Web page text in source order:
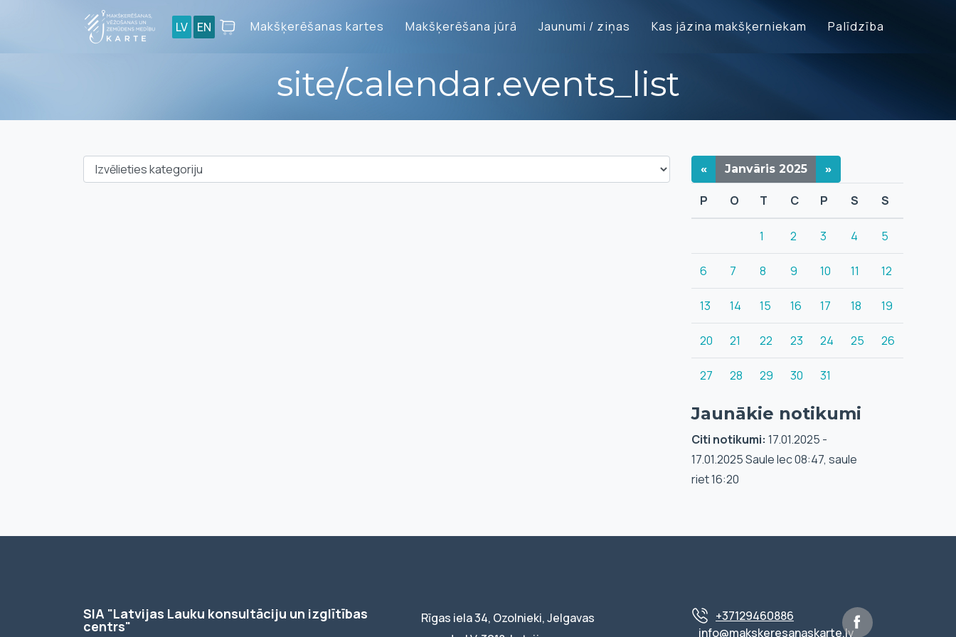
LV EN Makšķerēšanas kartes Makšķerēšana jūrā Jaunumi / ziņas Kas jāzina makšķerniekam Palīdzība
site/calendar.events_list
« Janvāris 2025 »
P O T C P S S
1 2 3 4 5
6 7 8 9 10 11 12
13 14 15 16 17 18 19
20 21 22 23 24 25 26
27 28 29 30 31
Jaunākie notikumi
Citi notikumi: 17.01.2025 -
17.01.2025 Saule lec 08:47, saule
riet 16:20
SIA "Latvijas Lauku konsultāciju un izglītības
centrs"
Rīgas iela 34, Ozolnieki, Jelgavas
+37129460886
info@makskeresanaskarte.lv